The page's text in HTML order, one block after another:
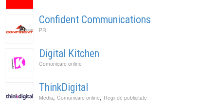
Confident Communications
PR
Digital Kitchen
Comunicare online
ThinkDigital
Media, Comunicare online, Regii de publicitate